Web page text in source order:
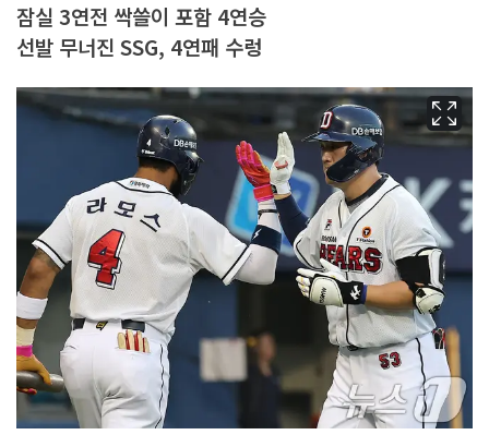
잠실 3연전 싹쓸이 포함 4연승
선발 무너진 SSG, 4연패 수렁